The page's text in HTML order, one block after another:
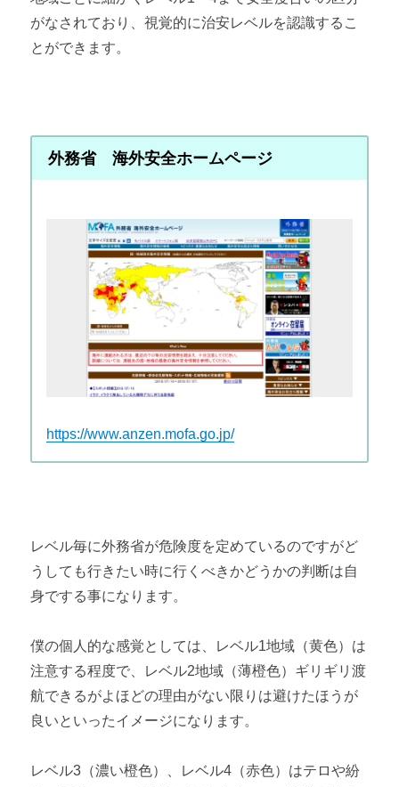
がなされており、視覚的に治安レベルを認識するこ
とができます。
外務省 海外安全ホームページ
https://www.anzen.mofa.go.jp/
レベル毎に外務省が危険度を定めているのですがど
うしても行きたい時に行くべきかどうかの判断は自
身でする事になります。
僕の個人的な感覚としては、レベル1地域（黄色）は
注意する程度で、レベル2地域（薄橙色）ギリギリ渡
航できるがよほどの理由がない限りは避けたほうが
良いといったイメージになります。
レベル3 （濃い橙色）、レベル4 （赤色）はテロや紛